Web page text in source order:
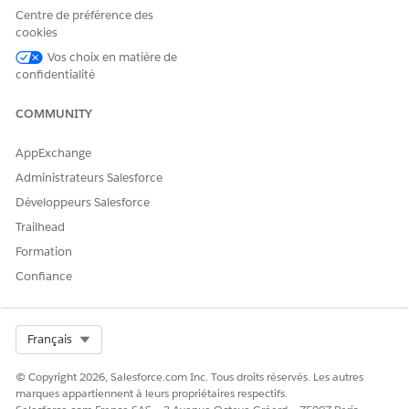
CET ARTICLE A-T-IL RÉSOLU VOTRE PROBLÈME ?
Centre de préférence des
cookies
Vos choix en matière de
confidentialité
COMMUNITY
AppExchange
Administrateurs Salesforce
Développeurs Salesforce
Trailhead
Formation
Confiance
Français
© Copyright 2026, Salesforce.com Inc. Tous droits réservés. Les autres
marques appartiennent à leurs propriétaires respectifs.